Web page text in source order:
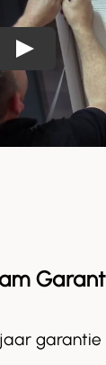
Garant
garantie